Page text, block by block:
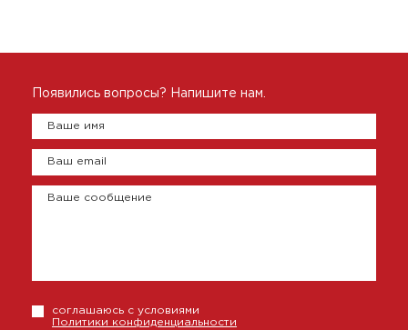
Появились вопросы? Напишите нам.
Ваше имя
Ваш email
Ваше сообщение
соглашаюсь с условиями
Политики конфиденциальности